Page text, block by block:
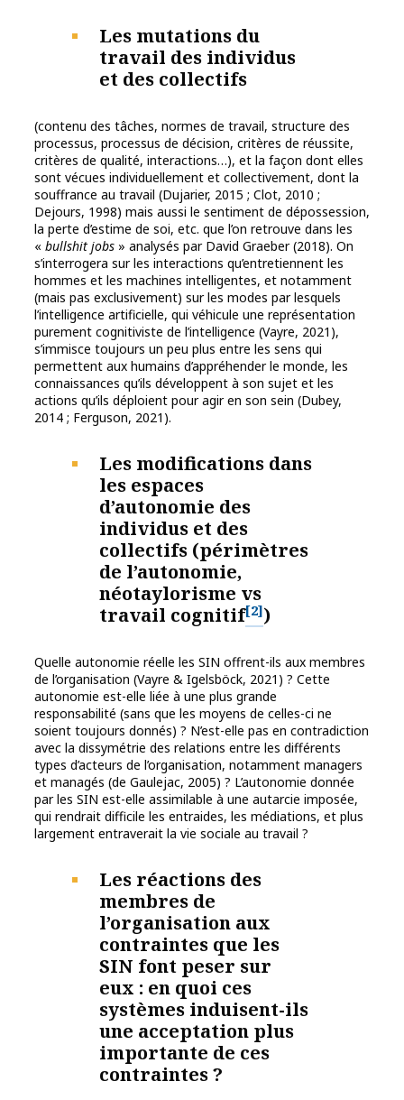
Les mutations du
travail des individus
et des collectifs
(contenu des tâches, normes de travail, structure des
processus, processus de décision, critères de réussite,
critères de qualité, interactions…), et la façon dont elles
sont vécues individuellement et collectivement, dont la
souffrance au travail (Dujarier, 2015 ; Clot, 2010 ;
Dejours, 1998) mais aussi le sentiment de dépossession,
la perte d’estime de soi, etc. que l’on retrouve dans les
« bullshit jobs » analysés par David Graeber (2018). On
s’interrogera sur les interactions qu’entretiennent les
hommes et les machines intelligentes, et notamment
(mais pas exclusivement) sur les modes par lesquels
l’intelligence artificielle, qui véhicule une représentation
purement cognitiviste de l’intelligence (Vayre, 2021),
s’immisce toujours un peu plus entre les sens qui
permettent aux humains d’appréhender le monde, les
connaissances qu’ils développent à son sujet et les
actions qu’ils déploient pour agir en son sein (Dubey,
2014 ; Ferguson, 2021).
Les modifications dans
les espaces
d’autonomie des
individus et des
collectifs (périmètres
de l’autonomie,
néotaylorisme vs
travail cognitif[2])
Quelle autonomie réelle les SIN offrent-ils aux membres
de l’organisation (Vayre & Igelsböck, 2021) ? Cette
autonomie est-elle liée à une plus grande
responsabilité (sans que les moyens de celles-ci ne
soient toujours donnés) ? N’est-elle pas en contradiction
avec la dissymétrie des relations entre les différents
types d’acteurs de l’organisation, notamment managers
et managés (de Gaulejac, 2005) ? L’autonomie donnée
par les SIN est-elle assimilable à une autarcie imposée,
qui rendrait difficile les entraides, les médiations, et plus
largement entraverait la vie sociale au travail ?
Les réactions des
membres de
l’organisation aux
contraintes que les
SIN font peser sur
eux : en quoi ces
systèmes induisent-ils
une acceptation plus
importante de ces
contraintes ?